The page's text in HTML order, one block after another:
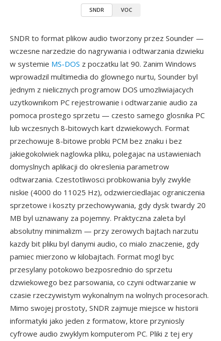
SNDR VOC
SNDR to format plikow audio tworzony przez Sounder —
wczesne narzedzie do nagrywania i odtwarzania dzwieku
w systemie MS-DOS z poczatku lat 90. Zanim Windows
wprowadzil multimedia do glownego nurtu, Sounder byl
jednym z nielicznych programow DOS umozliwiajacych
uzytkownikom PC rejestrowanie i odtwarzanie audio za
pomoca prostego sprzetu — czesto samego glosnika PC
lub wczesnych 8-bitowych kart dzwiekowych. Format
przechowuje 8-bitowe probki PCM bez znaku i bez
jakiegokolwiek naglowka pliku, polegajac na ustawieniach
domyslnych aplikacji do okreslenia parametrow
odtwarzania. Czestotliwosci probkowania byly zwykle
niskie (4000 do 11025 Hz), odzwierciedlajac ograniczenia
sprzetowe i koszty przechowywania, gdy dysk twardy 20
MB byl uznawany za pojemny. Praktyczna zaleta byl
absolutny minimalizm — przy zerowych bajtach narzutu
kazdy bit pliku byl danymi audio, co mialo znaczenie, gdy
pamiec mierzono w kilobajtach. Format mogl byc
przesylany potokowo bezposrednio do sprzetu
dzwiekowego bez parsowania, co czyni odtwarzanie w
czasie rzeczywistym wykonalnym na wolnych procesorach.
Mimo swojej prostoty, SNDR zajmuje miejsce w historii
informatyki jako jeden z formatow, ktore przyniosly
cyfrowe audio zwyklym komputerom PC. Pliki z tej ery